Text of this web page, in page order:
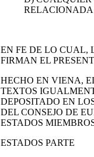
RELACIONADA
EN FE DE LO CUAL,
FIRMAN EL
HECHO EN VIENA,
TEXTOS
DEPOSITADO EN
DEL CONSEJO DE
ESTADOS
ESTADOS PARTE